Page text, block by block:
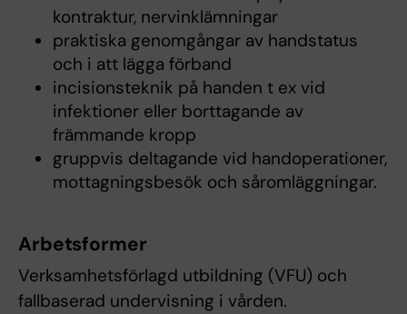
kontraktur, nervinklämningar
praktiska genomgångar av handstatus
och i att lägga förband
incisionsteknik på handen t ex vid
infektioner eller borttagande av
främmande kropp
gruppvis deltagande vid handoperationer,
mottagningsbesök och såromläggningar.
Arbetsformer
Verksamhetsförlagd utbildning (VFU) och
fallbaserad undervisning i vården.